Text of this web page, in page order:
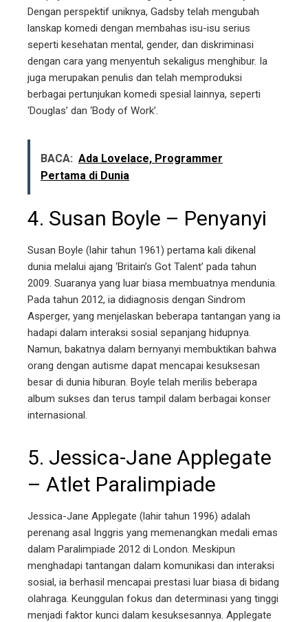
Dengan perspektif uniknya, Gadsby telah mengubah
lanskap komedi dengan membahas isu-isu serius
seperti kesehatan mental, gender, dan diskriminasi
dengan cara yang menyentuh sekaligus menghibur. Ia
juga merupakan penulis dan telah memproduksi
berbagai pertunjukan komedi spesial lainnya, seperti
‘Douglas’ dan ‘Body of Work’.
BACA: Ada Lovelace, Programmer
Pertama di Dunia
4. Susan Boyle – Penyanyi
Susan Boyle (lahir tahun 1961) pertama kali dikenal
dunia melalui ajang ‘Britain’s Got Talent’ pada tahun
2009. Suaranya yang luar biasa membuatnya mendunia.
Pada tahun 2012, ia didiagnosis dengan Sindrom
Asperger, yang menjelaskan beberapa tantangan yang ia
hadapi dalam interaksi sosial sepanjang hidupnya.
Namun, bakatnya dalam bernyanyi membuktikan bahwa
orang dengan autisme dapat mencapai kesuksesan
besar di dunia hiburan. Boyle telah merilis beberapa
album sukses dan terus tampil dalam berbagai konser
internasional.
5. Jessica-Jane Applegate
– Atlet Paralimpiade
Jessica-Jane Applegate (lahir tahun 1996) adalah
perenang asal Inggris yang memenangkan medali emas
dalam Paralimpiade 2012 di London. Meskipun
menghadapi tantangan dalam komunikasi dan interaksi
sosial, ia berhasil mencapai prestasi luar biasa di bidang
olahraga. Keunggulan fokus dan determinasi yang tinggi
menjadi faktor kunci dalam kesuksesannya. Applegate